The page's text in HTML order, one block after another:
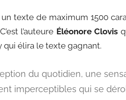
texte de maximum 1500
l’auteure Éléonore Clovis
qui élira le texte gagnant.
du quotidien, une
imperceptibles qui se